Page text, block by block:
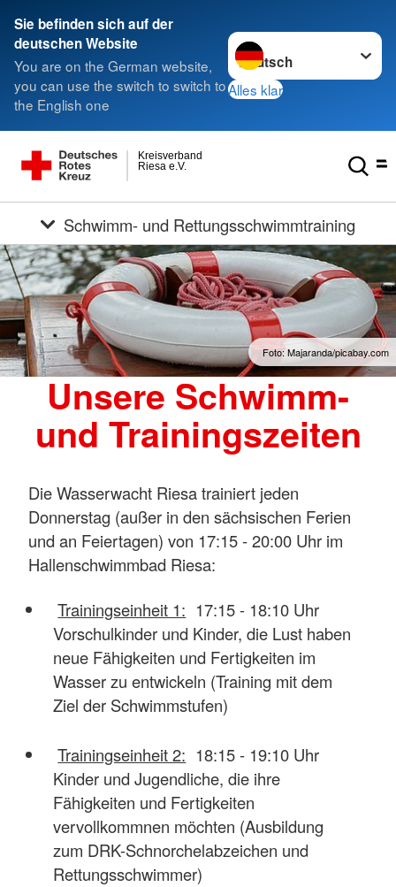
Sie befinden sich auf der
deutschen Website
You are on the German website,
you can use the switch to switch to
the English one
Sprache wechseln zu
Alles klar
Riesa e.V.
Kreisverband
Schwimm- und Rettungsschwimmtraining
Foto: Majaranda/picabay.com
Unsere Schwimm-
und Trainingszeiten
Die Wasserwacht Riesa trainiert jeden
Donnerstag (außer in den sächsischen Ferien
und an Feiertagen) von 17:15 - 20:00 Uhr im
Hallenschwimmbad Riesa:
Trainingseinheit 1: 17:15 - 18:10 Uhr
Vorschulkinder und Kinder, die Lust haben
neue Fähigkeiten und Fertigkeiten im
Wasser zu entwickeln (Training mit dem
Ziel der Schwimmstufen)
Trainingseinheit 2: 18:15 - 19:10 Uhr
Kinder und Jugendliche, die ihre
Fähigkeiten und Fertigkeiten
vervollkommnen möchten (Ausbildung
zum DRK-Schnorchelabzeichen und
Rettungsschwimmer)